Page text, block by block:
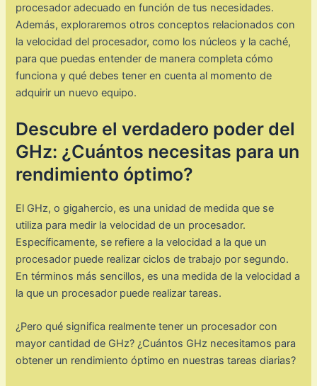
procesador adecuado en función de tus necesidades.
Además, exploraremos otros conceptos relacionados con
la velocidad del procesador, como los núcleos y la caché,
para que puedas entender de manera completa cómo
funciona y qué debes tener en cuenta al momento de
adquirir un nuevo equipo.
Descubre el verdadero poder del
GHz: ¿Cuántos necesitas para un
rendimiento óptimo?
El GHz, o gigahercio, es una unidad de medida que se
utiliza para medir la velocidad de un procesador.
Específicamente, se refiere a la velocidad a la que un
procesador puede realizar ciclos de trabajo por segundo.
En términos más sencillos, es una medida de la velocidad a
la que un procesador puede realizar tareas.
¿Pero qué significa realmente tener un procesador con
mayor cantidad de GHz? ¿Cuántos GHz necesitamos para
obtener un rendimiento óptimo en nuestras tareas diarias?